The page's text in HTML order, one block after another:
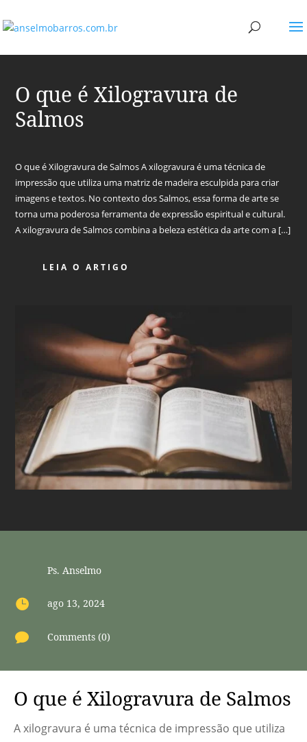
O que é Xilogravura de
Salmos
O que é Xilogravura de Salmos A xilogravura é uma técnica de
impressão que utiliza uma matriz de madeira esculpida para criar
imagens e textos. No contexto dos Salmos, essa forma de arte se
torna uma poderosa ferramenta de expressão espiritual e cultural.
A xilogravura de Salmos combina a beleza estética da arte com a […]
LEIA O ARTIGO
Ps. Anselmo
 ago 13, 2024
 Comments (0)
O que é Xilogravura de Salmos
A xilogravura é uma técnica de impressão que utiliza